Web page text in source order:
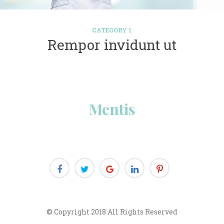
CATEGORY 1
Rempor invidunt ut
Menti
© Copyright 2018 All Rights Reserved